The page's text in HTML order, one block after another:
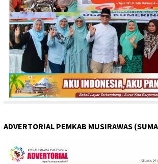
ADVERTORIAL PEMKAB MUSIRAWAS